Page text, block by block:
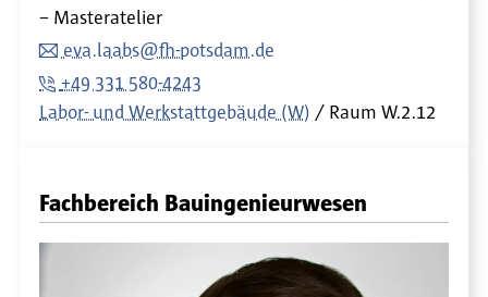
– Masteratelier
eva.laabs@fh-potsdam.de
+49 331 580-4243
Labor- und Werkstattgebäude (W)
Raum W.2.12
Fachbereich Bauingenieurwesen